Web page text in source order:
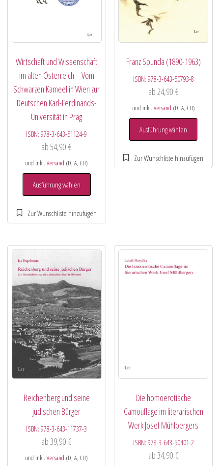
Wirtschaft und Wissenschaft
im alten Österreich – Vom
Schwarzen Kameel in Wien zur
Deutschen Karl-Ferdinands-
Universität in Prag
ISBN:978-3-643-51124-9
ab54,90€
und inkl.Versand (D, A, CH)
Ausführung wählen
Franz Spunda (1890-1963)
ISBN: 978-3-643-50793-8
ab24,90 €
und inkl. Versand (D, A, CH)
Ausführung wählen
Reichenberg und seine
jüdischen Bürger
ISBN:978-3-643-11737-3
ab39,90€
und inkl.Versand (D, A, CH)
Die homoerotische
Camouflage im literarischen
Werk Josef Mühlbergers
ISBN: 978-3-643-50401-2
ab34,90 €